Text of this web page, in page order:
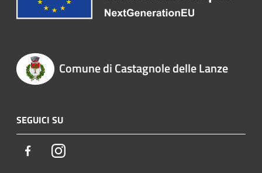
Comune di Castagnole delle Lanze
SEGUICI SU
FacebookInstagram